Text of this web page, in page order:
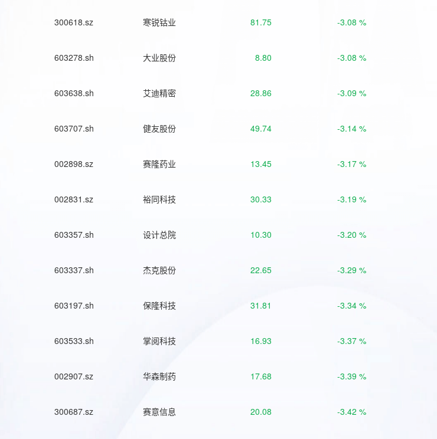
300618.sz 寒锐钴业 81.75 -3.08 %
603278.sh 大业股份 8.80 -3.08 %
603638.sh 艾迪精密 28.86 -3.09 %
603707.sh 健友股份 49.74 -3.14 %
002898.sz 赛隆药业 13.45 -3.17 %
002831.sz 裕同科技 30.33 -3.19 %
603357.sh 设计总院 10.30 -3.20 %
603337.sh 杰克股份 22.65 -3.29 %
603197.sh 保隆科技 31.81 -3.34 %
603533.sh 掌阅科技 16.93 -3.37 %
002907.sz 华森制药 17.68 -3.39 %
300687.sz 赛意信息 20.08 -3.42 %